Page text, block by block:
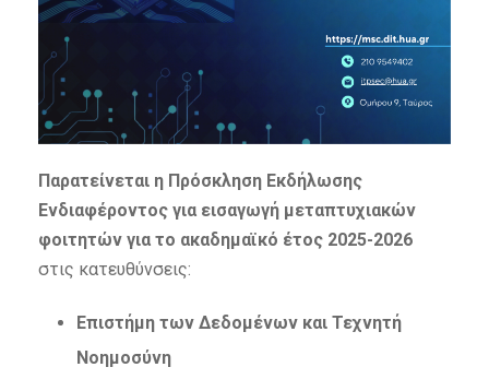
Παρατείνεται η Πρόσκληση Εκδήλωσης
Ενδιαφέροντος για εισαγωγή μεταπτυχιακών
φοιτητών για το ακαδημαϊκό έτος 2025-2026
στις κατευθύνσεις:
Επιστήμη των Δεδομένων και Τεχνητή
Νοημοσύνη